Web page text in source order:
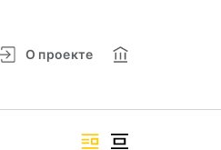
О проекте